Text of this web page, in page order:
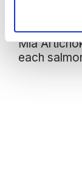
Remove
Mia
each